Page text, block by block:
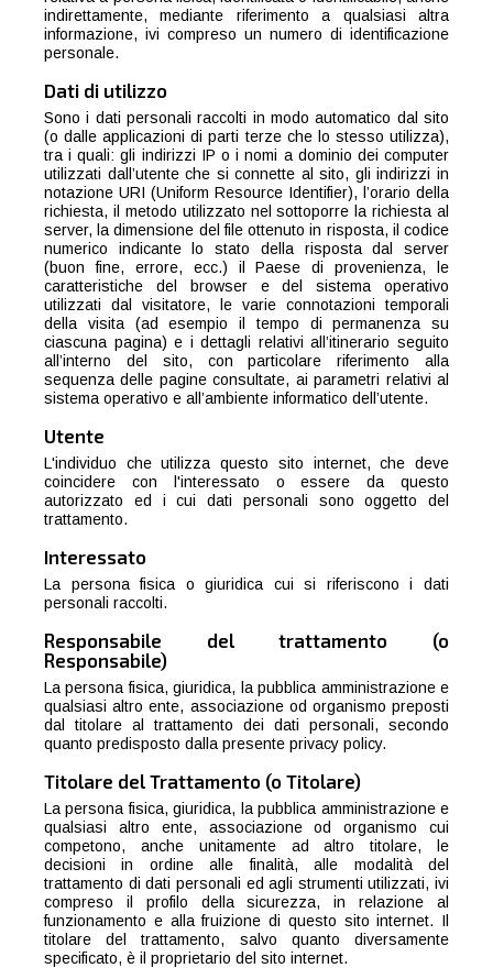
indirettamente, mediante riferimento a qualsiasi altra
informazione, ivi compreso un numero di identificazione
personale.
Dati di utilizzo
Sono i dati personali raccolti in modo automatico dal sito
(o dalle applicazioni di parti terze che lo stesso utilizza),
tra i quali: gli indirizzi IP o i nomi a dominio dei computer
utilizzati dall’utente che si connette al sito, gli indirizzi in
notazione URI (Uniform Resource Identifier), l’orario della
richiesta, il metodo utilizzato nel sottoporre la richiesta al
server, la dimensione del file ottenuto in risposta, il codice
numerico indicante lo stato della risposta dal server
(buon fine, errore, ecc.) il Paese di provenienza, le
caratteristiche del browser e del sistema operativo
utilizzati dal visitatore, le varie connotazioni temporali
della visita (ad esempio il tempo di permanenza su
ciascuna pagina) e i dettagli relativi all’itinerario seguito
all’interno del sito, con particolare riferimento alla
sequenza delle pagine consultate, ai parametri relativi al
sistema operativo e all’ambiente informatico dell’utente.
Utente
L'individuo che utilizza questo sito internet, che deve
coincidere con l'interessato o essere da questo
autorizzato ed i cui dati personali sono oggetto del
trattamento.
Interessato
La persona fisica o giuridica cui si riferiscono i dati
personali raccolti.
Responsabile del trattamento (o
Responsabile)
La persona fisica, giuridica, la pubblica amministrazione e
qualsiasi altro ente, associazione od organismo preposti
dal titolare al trattamento dei dati personali, secondo
quanto predisposto dalla presente privacy policy.
Titolare del Trattamento (o Titolare)
La persona fisica, giuridica, la pubblica amministrazione e
qualsiasi altro ente, associazione od organismo cui
competono, anche unitamente ad altro titolare, le
decisioni in ordine alle finalità, alle modalità del
trattamento di dati personali ed agli strumenti utilizzati, ivi
compreso il profilo della sicurezza, in relazione al
funzionamento e alla fruizione di questo sito internet. Il
titolare del trattamento, salvo quanto diversamente
specificato, è il proprietario del sito internet.